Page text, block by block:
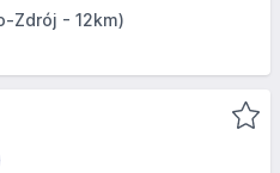
Zdrój - 12km)